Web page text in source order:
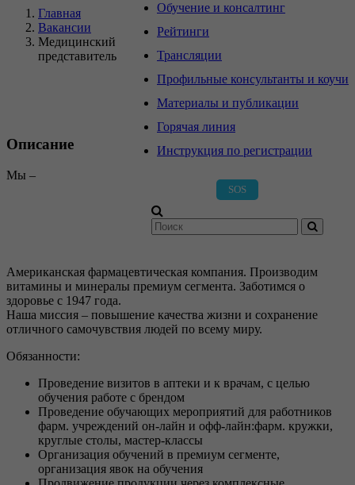
Обучение и консалтинг
Рейтинги
Трансляции
Профильные консультанты и коучи
Материалы и публикации
Горячая линия
Инструкция по регистрации
SOS
Главная
Вакансии
Медицинский
представитель
Описание
Мы –
Американская фармацевтическая компания. Производим
витамины и минералы премиум сегмента. Заботимся о
здоровье с 1947 года.
Наша миссия – повышение качества жизни и сохранение
отличного самочувствия людей по всему миру.
Обязанности:
Проведение визитов в аптеки и к врачам, с целью
обучения работе с брендом
Проведение обучающих мероприятий для работников
фарм. учреждений он-лайн и офф-лайн:фарм. кружки,
круглые столы, мастер-классы
Организация обучений в премиум сегменте,
организация явок на обучения